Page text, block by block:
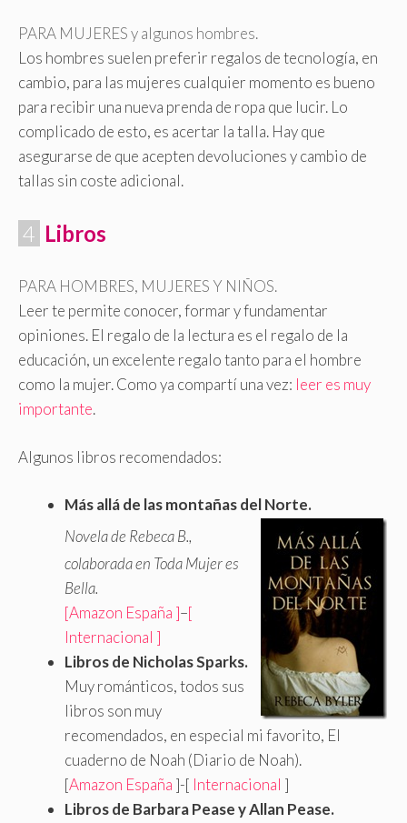
PARA MUJERES y algunos hombres.
Los hombres suelen preferir regalos de tecnología, en
cambio, para las mujeres cualquier momento es bueno
para recibir una nueva prenda de ropa que lucir. Lo
complicado de esto, es acertar la talla. Hay que
asegurarse de que acepten devoluciones y cambio de
tallas sin coste adicional.
4 Libros
PARA HOMBRES, MUJERES Y NIÑOS.
Leer te permite conocer, formar y fundamentar
opiniones. El regalo de la lectura es el regalo de la
educación, un excelente regalo tanto para el hombre
como la mujer. Como ya compartí una vez: leer es muy
importante.
Algunos libros recomendados:
Más allá de las montañas del Norte.
Novela de Rebeca B.,
colaborada en Toda Mujer es
Bella.
[Amazon España ]–[
Internacional ]
Libros de Nicholas Sparks.
Muy románticos, todos sus
libros son muy
recomendados, en especial mi favorito, El
cuaderno de Noah (Diario de Noah).
[Amazon España ]-[ Internacional ]
Libros de Barbara Pease y Allan Pease.